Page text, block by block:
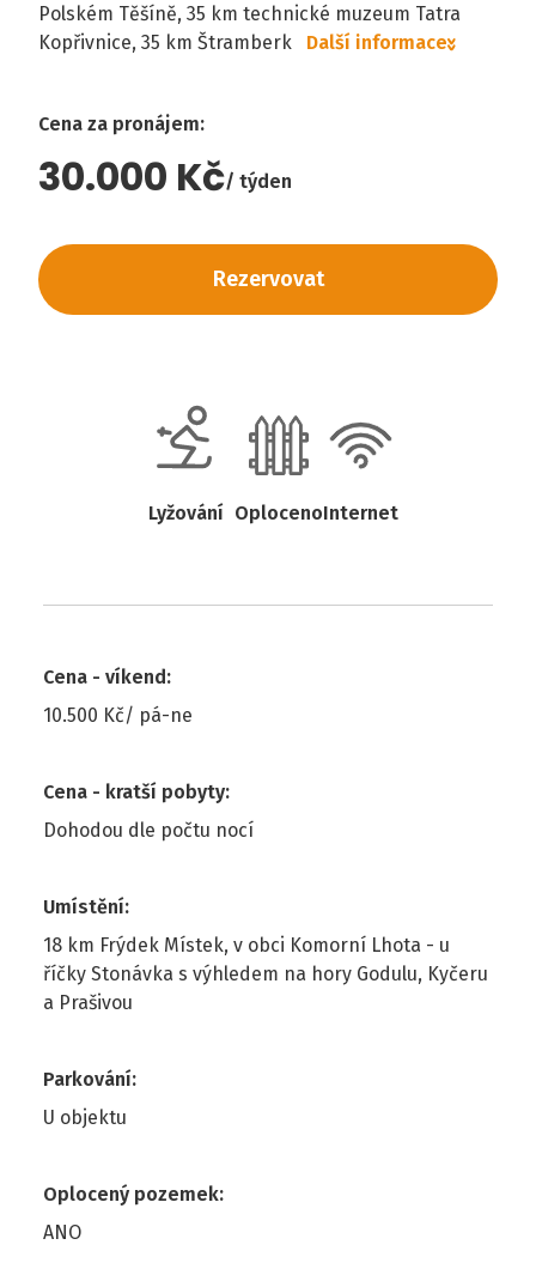
Polském Těšíně, 35 km technické muzeum Tatra
Kopřivnice, 35 km Štramberk
Další informace
Cena za pronájem:
30.000 Kč týden
Rezervovat
Lyžování OplocenoInternet
Cena - víkend:
10.500 Kč/ pá-ne
Cena - kratší pobyty:
Dohodou dle počtu nocí
Umístění:
18 km Frýdek Místek, v obci Komorní Lhota - u
říčky Stonávka s výhledem na hory Godulu, Kyčeru
a Prašivou
Parkování:
U objektu
Oplocený pozemek:
ANO